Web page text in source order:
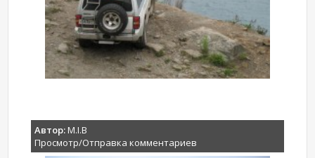
Автор:M.I.B
Просмотр/Отправка комментариев